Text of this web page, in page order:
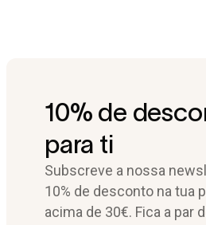
10% de
para ti
Subscreve a nossa
10% de desconto na tua
acima de 30€. Fica a par